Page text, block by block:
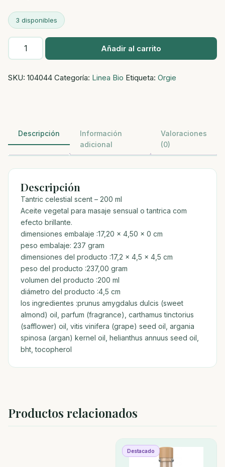
3 disponibles
Aceite
vegetal
celestial
Añadir al carrito
SKU: 104044 Categoría: Linea Bio Etiqueta: Orgie
Descripción
Información
adicional
Valoraciones
(0)
Descripción
Tantric celestial scent – 200 ml
Aceite vegetal para masaje sensual o tantrica com
efecto brillante.
dimensiones embalaje :17,20 x 4,50 x 0 cm
peso embalaje: 237 gram
dimensiones del producto :17,2 x 4,5 x 4,5 cm
peso del producto :237,00 gram
volumen del producto :200 ml
diámetro del producto :4,5 cm
los ingredientes :prunus amygdalus dulcis (sweet
almond) oil, parfum (fragrance), carthamus tinctorius
(safflower) oil, vitis vinifera (grape) seed oil, argania
spinosa (argan) kernel oil, helianthus annuus seed oil,
bht, tocopherol
Productos relacionados
Destacado